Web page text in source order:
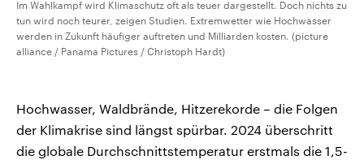
Im Wahlkampf wird Klimaschutz oft als teuer dargestellt. Doch nichts zu
tun wird noch teurer, zeigen Studien. Extremwetter wie Hochwasser
werden in Zukunft häufiger auftreten und Milliarden kosten. (picture
alliance / Panama Pictures / Christoph Hardt)
Hochwasser, Waldbrände, Hitzerekorde – die Folgen
der Klimakrise sind längst spürbar. 2024 überschritt
die globale Durchschnittstemperatur erstmals die 1,5-